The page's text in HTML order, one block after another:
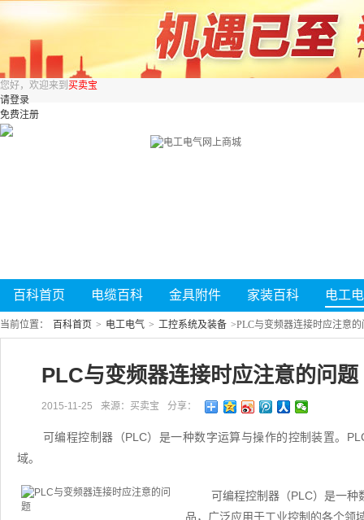
您好，欢迎来到 买卖宝
请登录
免费注册
百科首页 电缆百科 金具附件 家装百科 电工
当前位置： 百科首页 > 电工电气 > 工控系统及装备 >PLC与变频器连接时应注意的
PLC与变频器连接时应注意的问题
2015-11-25 来源：买卖宝 分享：
可编程控制器（PLC）是一种数字运算与操作的控制装置。
域。
可编程控制器（PLC）是一种
品，广泛应用于工业控制的各个领